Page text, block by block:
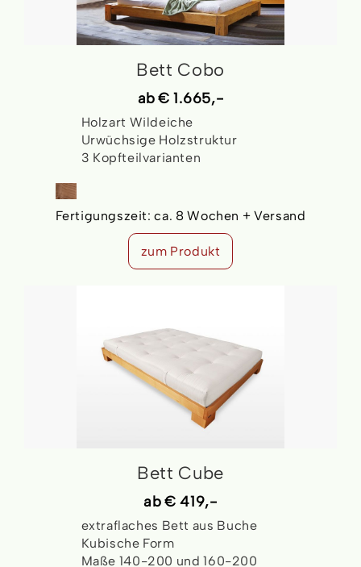
Bett Cobo
ab€ 1.665,-
Holzart Wildeiche
Urwüchsige Holzstruktur
3 Kopfteilvarianten
Fertigungszeit:ca. 8 Wochen + Versand
zum Produkt
Bett Cube
ab€ 419,-
extraflaches Bett aus Buche
Kubische Form
Maße 140-200 und 160-200